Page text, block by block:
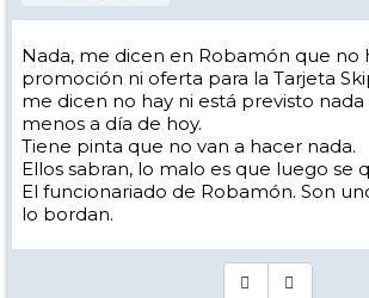
Nada, me dicen en Robamón que no
promoción ni oferta para la Tarjeta
me dicen no hay ni está previsto
menos a día de hoy.
Tiene pinta que no van a hacer nada.
Ellos sabran, lo malo es que luego se
El funcionariado de Robamón. Son
lo bordan.